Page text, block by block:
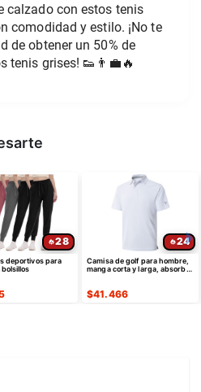
calzado con estos tenis
comodidad y estilo. ¡No te
de obtener un 50% de
tenis grises! 👟👨‍💼🔥
28
deportivos para
bolsillos
24
Camisa de golf para hombre,
manga corta y larga, absorbe
$41.466